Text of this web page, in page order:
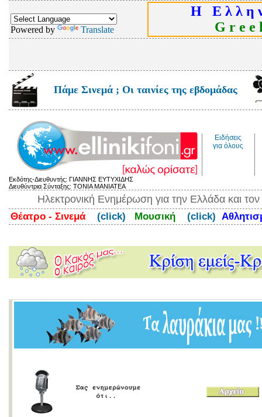
Powered by Translate
Η Ε λ λ η
G r e e
Πάμε Σινεμά ; Οι ταινίες της εβδομάδας
Ειδήσεις
για όλους
Εκδότης-Διευθυντής: ΓΙΑΝΝΗΣ ΕΥΤΥΧΙΔΗΣ
Διευθύντρια Σύνταξης: ΤΟΝΙΑ ΜΑΝΙΑΤΕΑ
Ηλεκτρονική Ενημέρωση για την Ελλάδα και
Θέατρο - Σινεμά (click) Μουσική (click)